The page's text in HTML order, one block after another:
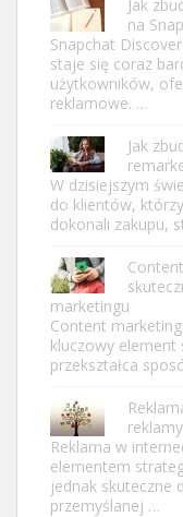
Jak
na
Snapchat
staje się coraz
użytkowników,
reklamowe. …
Jak
W dzisiejszym
do klientów,
dokonali zakupu,
marketingu
Content
kluczowy
przekształca
Reklama w
elementem
jednak skuteczne
przemyślanej …